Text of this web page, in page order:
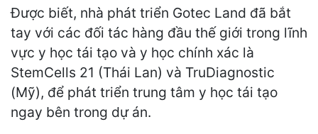
Được biết, nhà phát triển Gotec Land đã bắt
tay với các đối tác hàng đầu thế giới trong lĩnh
vực y học tái tạo và y học chính xác là
StemCells 21 (Thái Lan) và TruDiagnostic
(Mỹ), để phát triển trung tâm y học tái tạo
ngay bên trong dự án.